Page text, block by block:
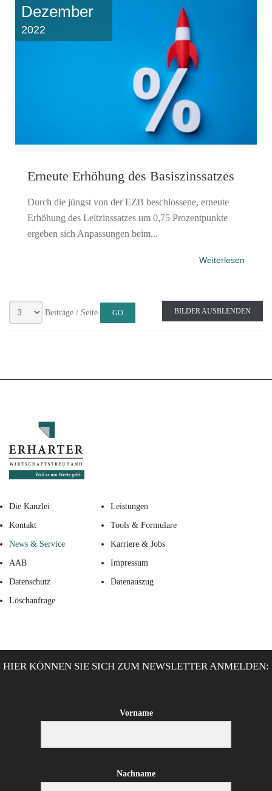
Dezember
2022
Erneute Erhöhung des Basiszinssatzes
Durch die jüngst von der EZB beschlossene, erneute
Erhöhung des Leitzinssatzes um 0,75 Prozentpunkte
ergeben sich Anpassungen beim...
Weiterlesen
Beiträge / Seite BILDER AUSBLENDEN
Die Kanzlei Leistungen
Kontakt Tools & Formulare
News & Service Karriere & Jobs
AAB Impressum
Datenschutz Datenauszug
Löschanfrage
HIER KÖNNEN SIE SICH ZUM NEWSLETTER ANMELDEN:
Vorname
Nachname